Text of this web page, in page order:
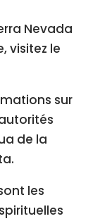
Nevada
visitez le
sur
de la
les